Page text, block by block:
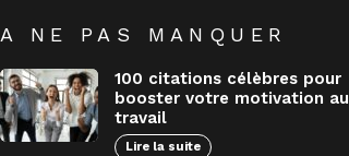
A NE PAS MANQUER
100 citations célèbres pour
booster votre motivation au
travail
Lire la suite